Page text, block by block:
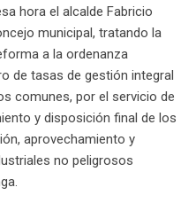
hora el alcalde Fabricio
municipal, tratando la
a la ordenanza
de tasas de gestión integral
comunes, por el servicio de
y disposición final de los
aprovechamiento y
no peligrosos